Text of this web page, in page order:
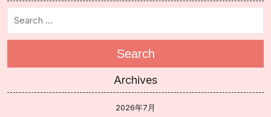
Search
Archives
2026年7月